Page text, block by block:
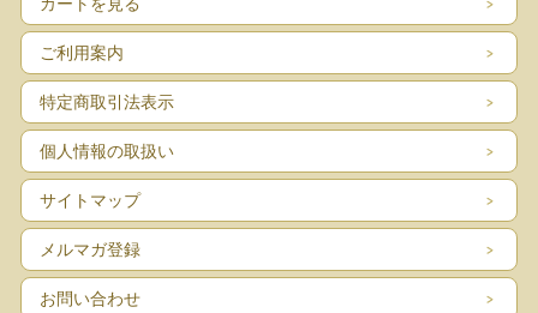
ご利用案内
特定商取引法表示
個人情報の取扱い
サイトマップ
メルマガ登録
お問い合わせ